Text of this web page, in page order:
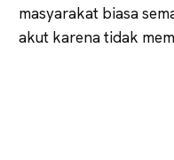
masyarakat biasa
akut karena tidak